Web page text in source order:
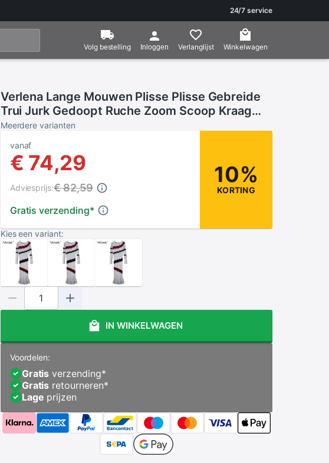
24/7 service
Volg bestelling Inloggen Verlanglijst Winkelwagen
Verlena Lange Mouwen Plisse Plisse Gebreide
Trui Jurk Gedoopt Ruche Zoom Scoop Kraag
Teder Gevoel Mid-Kalf jurken
Meerdere varianten
vanaf
€ 74,29
Gratis verzending*
Adviesprijs:€ 82,59
10%
KORTING
Kies een variant:
IN WINKELWAGEN
Voordelen:
Gratis verzending*
Gratis retourneren*
Lage prijzen